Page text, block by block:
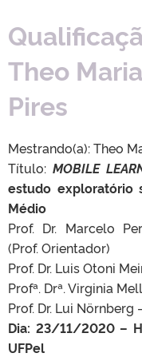
Theo
Pires
Mestrando(a): Theo
Título:MOBILE
estudo exploratório
Médio
Prof. Dr. Marcelo
(Prof. Orientador)
Prof. Dr. Luis Otoni
Profª. Drª. Virginia
Prof. Dr. Lui Nörnberg
Dia: 23/11/2020 –
UFPel